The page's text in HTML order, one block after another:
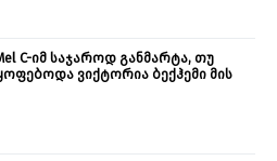
C-იმ საჯაროდ განმარტა, თუ
ვიქტორია ბექჰემი მის